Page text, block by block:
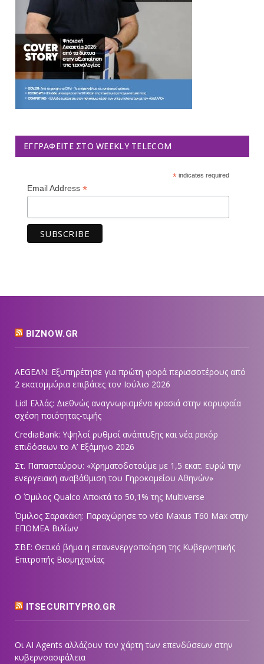
ΕΓΓΡΑΦΕΊΤΕ ΣΤΟ WEEKLY TELECOM
*indicates required
Email Address *
BIZNOW.GR
AEGEAN: Εξυπηρέτησε για πρώτη φορά περισσοτέρους από
2 εκατομμύρια επιβάτες τον Ιούλιο 2026
Lidl Ελλάς: Διεθνώς αναγνωρισμένα κρασιά στην κορυφαία
σχέση ποιότητας-τιμής
CrediaBank: Υψηλοί ρυθμοί ανάπτυξης και νέα ρεκόρ
επιδόσεων το Α’ Εξάμηνο 2026
Στ. Παπασταύρου: «Χρηματοδοτούμε με 1,5 εκατ. ευρώ την
ενεργειακή αναβάθμιση του Γηροκομείου Αθηνών»
Ο Όμιλος Qualco Αποκτά το 50,1% της Multiverse
Όμιλος Σαρακάκη: Παραχώρησε το νέο Maxus T60 Max στην
ΕΠΟΜΕΑ Βιλίων
ΣΒΕ: Θετικό βήμα η επανενεργοποίηση της Κυβερνητικής
Επιτροπής Βιομηχανίας
ITSECURITYPRO.GR
Οι AI Agents αλλάζουν τον χάρτη των επενδύσεων στην
κυβερνοασφάλεια